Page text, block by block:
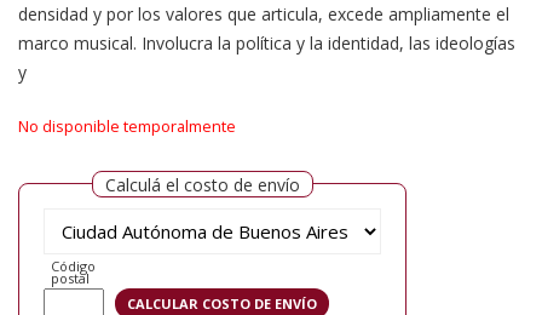
densidad y por los valores que articula, excede ampliamente el
marco musical. Involucra la política y la identidad, las ideologías
y
No disponible temporalmente
Calculá el costo de envío
Código
postal